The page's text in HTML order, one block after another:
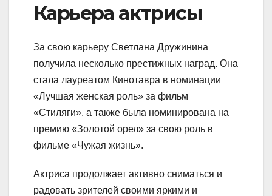
Карьера актрисы
За свою карьеру Светлана Дружинина
получила несколько престижных наград. Она
стала лауреатом Кинотавра в номинации
«Лучшая женская роль» за фильм
«Стиляги», а также была номинирована на
премию «Золотой орел» за свою роль в
фильме «Чужая жизнь».
Актриса продолжает активно сниматься и
радовать зрителей своими яркими и